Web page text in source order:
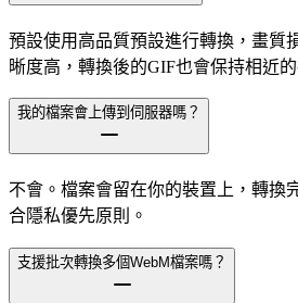
預設使用高品質預設進行轉換，畫質
晰度高，轉換後的GIF也會保持相近
我的檔案會上傳到伺服器嗎？
不會。檔案會留在你的裝置上，轉換
合隱私優先原則。
支援批次轉換多個WebM檔案嗎？